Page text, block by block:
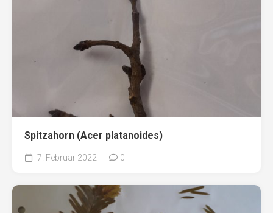
Spitzahorn (Acer platanoides)
7. Februar 2022 0